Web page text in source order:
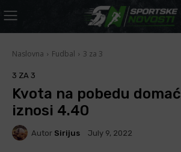
Naslovna Fudbal 3 za 3
3 ZA 3
Kvota na pobedu
iznosi 4.40
Autor Sirijus July 9, 2022